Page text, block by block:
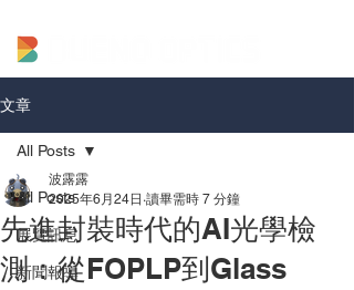
文章
All Posts
展覽訊息
新聞報導
All Posts
先進封裝時代的AI光學檢
測：從FOPLP到Glass
波露露
2025年6月24日 讀畢需時 7 分鐘